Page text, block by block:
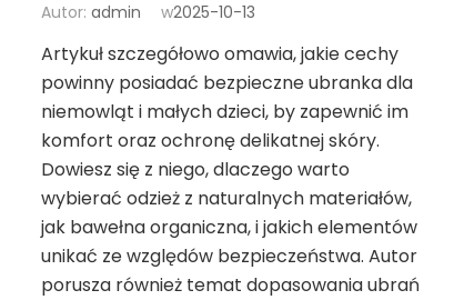
Autor: admin w2025-10-13
Artykuł szczegółowo omawia, jakie cechy
powinny posiadać bezpieczne ubranka dla
niemowląt i małych dzieci, by zapewnić im
komfort oraz ochronę delikatnej skóry.
Dowiesz się z niego, dlaczego warto
wybierać odzież z naturalnych materiałów,
jak bawełna organiczna, i jakich elementów
unikać ze względów bezpieczeństwa. Autor
porusza również temat dopasowania ubrań